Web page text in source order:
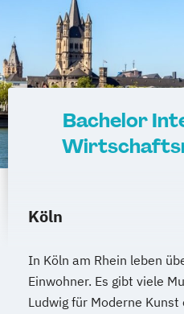
Bachelor
Köln
In Köln am Rhein leben
Einwohner. Es gibt viele
Ludwig für Moderne